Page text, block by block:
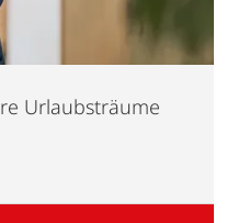
Urlaubsträume